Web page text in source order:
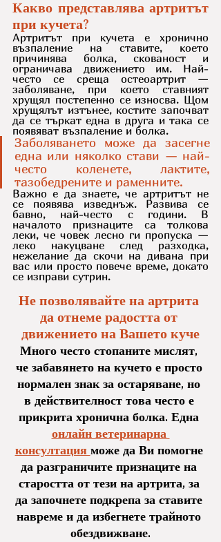
Какво представлява артритът
при кучета?
Артритът при кучета е хронично
възпаление на ставите, което
причинява болка, скованост и
ограничава движението им. Най-
често се среща остеоартрит —
заболяване, при което ставният
хрущял постепенно се износва. Щом
хрущялът изтънее, костите започват
да се търкат една в друга и така се
появяват възпаление и болка.
Заболяването може да засегне
една или няколко стави — най-
често коленете, лактите,
тазобедрените и раменните.
Важно е да знаете, че артритът не
се появява изведнъж. Развива се
бавно, най-често с години. В
началото признаците са толкова
леки, че човек лесно ги пропуска —
леко накуцване след разходка,
нежелание да скочи на дивана при
вас или просто повече време, докато
се изправи сутрин.
Не позволявайте на артрита
да отнеме радостта от
движението на Вашето куче
Много често стопаните мислят,
че забавянето на кучето е просто
нормален знак за остаряване, но
в действителност това често е
прикрита хронична болка. Една
онлайн ветеринарна
консултация може да Ви помогне
да разграничите признаците на
старостта от тези на артрита, за
да започнете подкрепа за ставите
навреме и да избегнете трайното
обездвижване.